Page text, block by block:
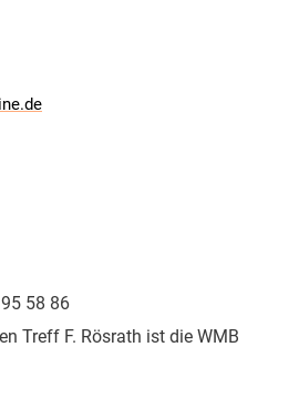
58 86
Treff F. Rösrath ist die WMB